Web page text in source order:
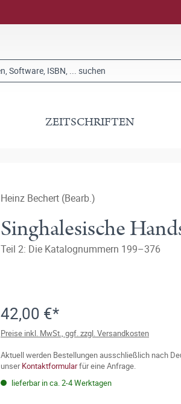
ZEITSCHRIFTEN
Heinz Bechert (Bearb.)
Singhalesische
Teil 2: Die Katalognummern 199–376
42,00 €*
Preise inkl. MwSt., ggf. zzgl. Versandkosten
Aktuell werden Bestellungen ausschließlich nach
unserKontaktformularfür eine Anfrage.
lieferbar in ca. 2-4 Werktagen